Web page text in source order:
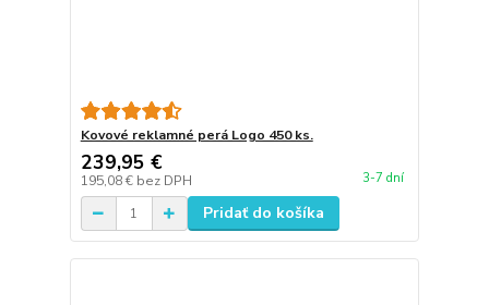
Kovové reklamné perá Logo 450 ks.
239,95 €
195,08 € bez DPH 3-7 dní
Pridať do košíka